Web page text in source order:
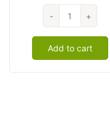
was:
Rp50,000.
-
Frappucino
Coffee
quantity
+
Add to cart